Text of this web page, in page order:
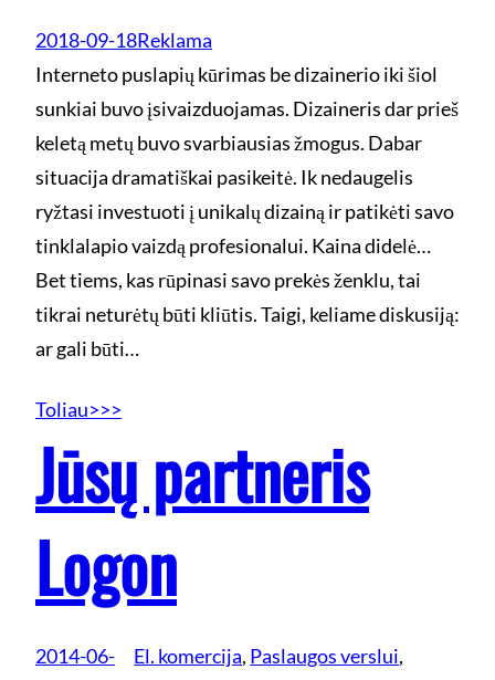
2018-09-18Reklama
Interneto puslapių kūrimas be dizainerio iki šiol
sunkiai buvo įsivaizduojamas. Dizaineris dar prieš
keletą metų buvo svarbiausias žmogus. Dabar
situacija dramatiškai pasikeitė. Ik nedaugelis
ryžtasi investuoti į unikalų dizainą ir patikėti savo
tinklalapio vaizdą profesionalui. Kaina didelė…
Bet tiems, kas rūpinasi savo prekės ženklu, tai
tikrai neturėtų būti kliūtis. Taigi, keliame diskusiją:
ar gali būti…
Toliau>>>
Jūsų partneris
Logon
2014-06-
El. komercija, Paslaugos verslui